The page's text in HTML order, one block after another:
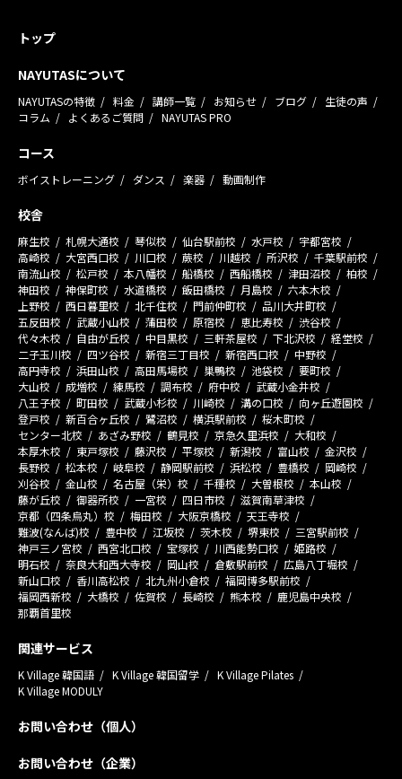
トップ
NAYUTASについて
NAYUTASの特徴 料金 講師一覧 お知らせ ブログ
生徒の声
コラム
よくあるご質問 NAYUTAS PRO
コース
ボイストレーニング ダンス 楽器 動画制作
校舎
麻生校 札幌大通校 琴似校 仙台駅前校 水戸校
宇都宮校
高崎校
大宮西口校 川口校 蕨校 川越校 所沢校
千葉駅前校
南流山校
松戸校 本八幡校 船橋校 西船橋校 津田沼校
柏校
神田校
神保町校 水道橋校 飯田橋校 月島校
六本木校
上野校
西日暮里校 北千住校 門前仲町校
品川大井町校
五反田校
武蔵小山校 蒲田校 原宿校 恵比寿校
渋谷校
代々木校
自由が丘校 中目黒校 三軒茶屋校 下北沢校
経堂校
二子玉川校
四ツ谷校 新宿三丁目校 新宿西口校
中野校
高円寺校
浜田山校 高田馬場校 巣鴨校 池袋校
要町校
大山校
成増校 練馬校 調布校 府中校
武蔵小金井校
八王子校
町田校 武蔵小杉校 川崎校 溝の口校
向ヶ丘遊園校
登戸校
新百合ヶ丘校 鷺沼校 横浜駅前校
桜木町校
センター北校
あざみ野校 鶴見校 京急久里浜校
大和校
本厚木校
東戸塚校 藤沢校 平塚校 新潟校 富山校
金沢校
長野校
松本校 岐阜校 静岡駅前校 浜松校 豊橋校
岡崎校
刈谷校
金山校 名古屋（栄）校 千種校 大曽根校
本山校
藤が丘校
御器所校 一宮校 四日市校
滋賀南草津校
京都（四条烏丸）校
梅田校 大阪京橋校
天王寺校
難波(なんば)校
豊中校 江坂校 茨木校 堺東校
三宮駅前校
神戸三ノ宮校
西宮北口校 宝塚校 川西能勢口校
姫路校
明石校
奈良大和西大寺校 岡山校 倉敷駅前校
広島八丁堀校
新山口校
香川高松校 北九州小倉校
福岡博多駅前校
福岡西新校
大橋校 佐賀校 長崎校 熊本校
鹿児島中央校
那覇首里校
関連サービス
K Village 韓国語 K Village 韓国留学
K Village Pilates
K Village MODULY
お問い合わせ（個人）
お問い合わせ（企業）